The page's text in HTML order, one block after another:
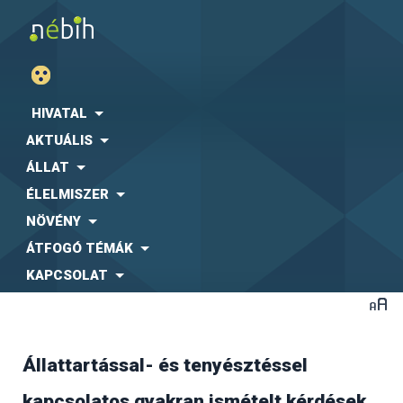
HIVATAL
AKTUÁLIS
ÁLLAT
ÉLELMISZER
NÖVÉNY
ÁTFOGÓ TÉMÁK
KAPCSOLAT
Állattartással- és tenyésztéssel
A jelenlegi ellátó rendszer az un. egy beszállítós